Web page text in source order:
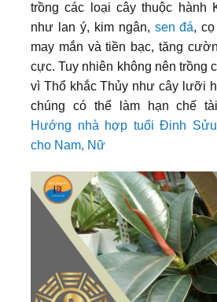
trồng các loại cây thuộc hành
như lan ý, kim ngân, sen đá,
may mắn và tiền bạc, tăng
cực. Tuy nhiên không nên trồng
vì Thổ khắc Thủy như cây lưỡi
chúng có thể làm hạn chế
Hướng nhà hợp tuổi Đinh
cho Nam, Nữ